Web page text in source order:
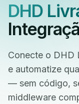
DHD
Conecte o DHD
e automatize
— sem código,
middleware